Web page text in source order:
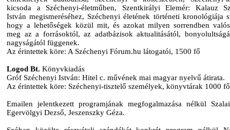
kicsoda a Széchenyi-életműben, Szentkirályi Elemér: Kalauz
István megismeréséhez, Széchenyi életének történeti kronológiája
hogy a lehetőségek közül mit, és azokat milyen sorrendben
meg az a forrásoktól, az adatbázisok aktualitásától,
nagyságától függenek.
Az érintettek köre: A Széchenyi Fórum.hu látogatói, 1500 fő
Logod Bt. Könyvkiadás
Gróf Széchenyi István: Hitel c. művének mai magyar nyelvű átirata.
Az érintettek köre: Széchenyi-tisztelő személyek, könyvtárak 1000 fő
Emailen jelentkezett programjának megfogalmazása nélkül
Egervölgyi Dezső, Jeszenszky Géza.